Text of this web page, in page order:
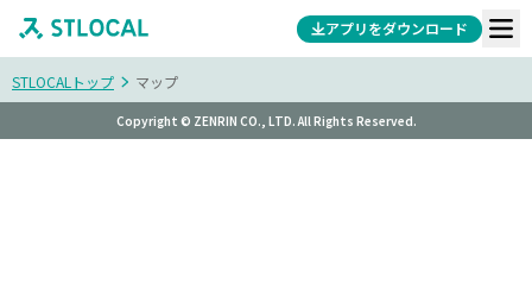
アプリをダウンロード
STLOCALトップ マップ
Copyright © ZENRIN CO., LTD. All Rights Reserved.